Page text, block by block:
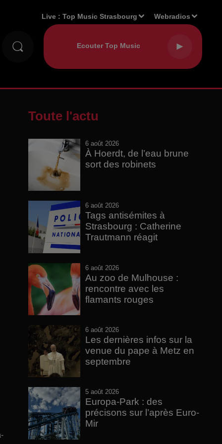
Live :Top Music Strasbourg Webradios
Toute l'actu
6 août 2026
À Hoerdt, de l’eau brune
sort des robinets
6 août 2026
Tags antisémites à
Strasbourg : Catherine
Trautmann réagit
6 août 2026
Au zoo de Mulhouse :
rencontre avec les
flamants rouges
6 août 2026
Les dernières infos sur la
venue du pape à Metz en
septembre
5 août 2026
Europa-Park : des
précisons sur l’après Euro-
Mir